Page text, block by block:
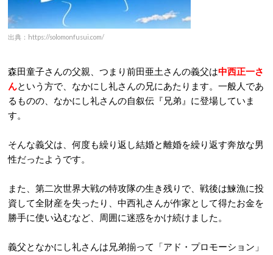
出典：https://solomonfusui.com/
森田童子さんの父親、つまり前田亜土さんの義父は中西正一さ
んという方で、なかにし礼さんの兄にあたります。一般人であ
るものの、なかにし礼さんの自叙伝『兄弟』に登場していま
す。
そんな義父は、何度も繰り返し結婚と離婚を繰り返す奔放な男
性だったようです。
また、第二次世界大戦の特攻隊の生き残りで、戦後は鰊漁に投
資して全財産を失ったり、中西礼さんが作家として得たお金を
勝手に使い込むなど、周囲に迷惑をかけ続けました。
義父となかにし礼さんは兄弟揃って「アド・プロモーション」